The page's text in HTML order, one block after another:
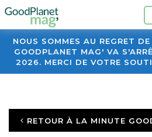
NOUS SOMMES AU REGRET
GOODPLANET MAG' VA
2026. MERCI DE VOTRE
RETOUR À LA MINUTE